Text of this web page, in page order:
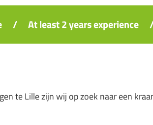
/ At least 2 years experience
te Lille zijn wij op zoek naar een